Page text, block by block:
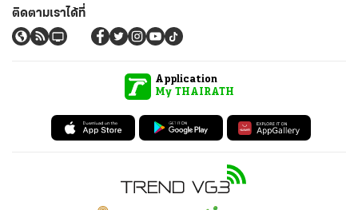
ติดตามเราได้ที่
Application
My THAIRATH